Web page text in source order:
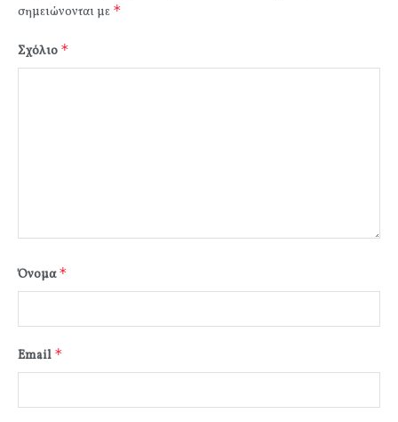
σημειώνονται με *
Σχόλιο *
Όνομα*
Email *